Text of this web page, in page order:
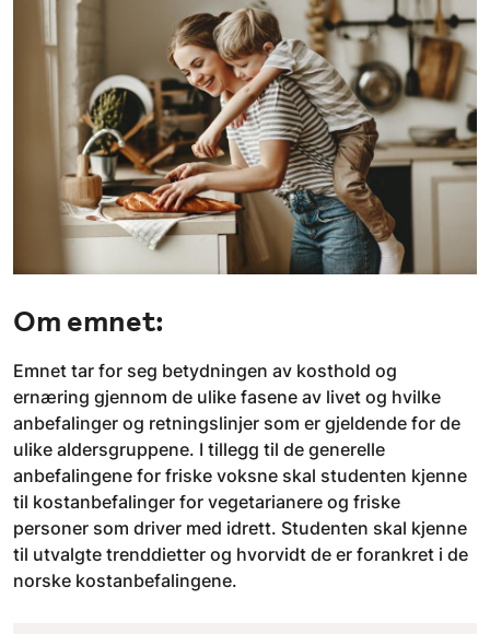
Om emnet:
Emnet tar for seg betydningen av kosthold og
ernæring gjennom de ulike fasene av livet og hvilke
anbefalinger og retningslinjer som er gjeldende for de
ulike aldersgruppene. I tillegg til de generelle
anbefalingene for friske voksne skal studenten kjenne
til kostanbefalinger for vegetarianere og friske
personer som driver med idrett. Studenten skal kjenne
til utvalgte trenddietter og hvorvidt de er forankret i de
norske kostanbefalingene.